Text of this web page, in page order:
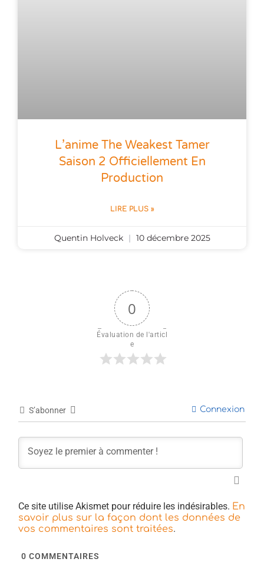
L’anime The Weakest Tamer
Saison 2 Officiellement En
Production
LIRE PLUS »
Quentin Holveck 10 décembre 2025
0
Évaluation de l'articl
e
S’abonner Connexion
Ce site utilise Akismet pour réduire les indésirables. En
savoir plus sur la façon dont les données de
vos commentaires sont traitées.
0 COMMENTAIRES